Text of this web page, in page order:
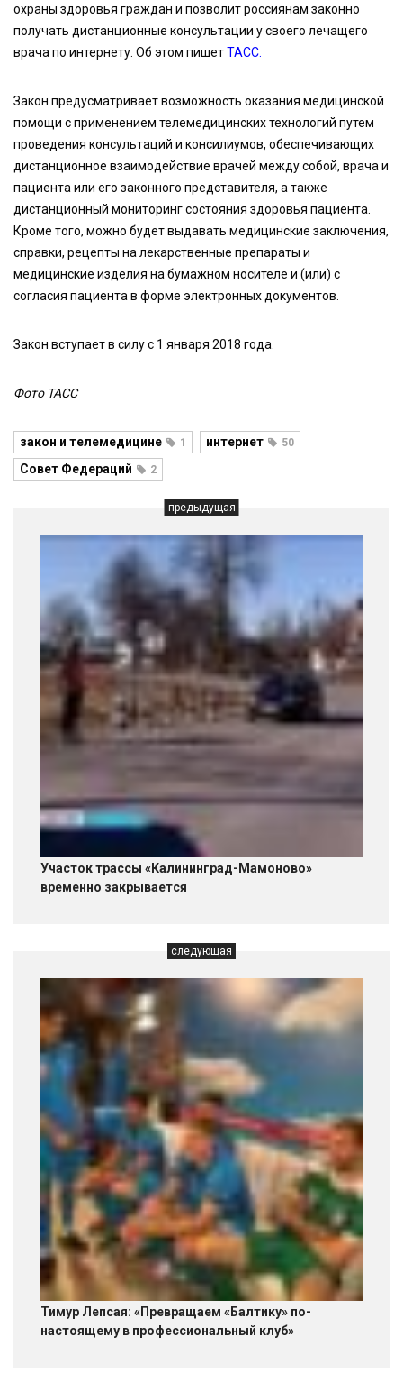
охраны здоровья граждан и позволит россиянам законно
получать дистанционные консультации у своего лечащего
врача по интернету. Об этом пишетТАСС.
Закон предусматривает возможность оказания медицинской
помощи с применением телемедицинских технологий путем
проведения консультаций и консилиумов, обеспечивающих
дистанционное взаимодействие врачей между собой, врача и
пациента или его законного представителя, а также
дистанционный мониторинг состояния здоровья пациента.
Кроме того, можно будет выдавать медицинские заключения,
справки, рецепты на лекарственные препараты и
медицинские изделия на бумажном носителе и (или) с
согласия пациента в форме электронных документов.
Закон вступает в силу с 1 января 2018 года.
Фото ТАСС
закон и телемедицине 1 интернет 50
Совет Федераций 2
предыдущая
Участок трассы «Калининград-Мамоново»
временно закрывается
следующая
Тимур Лепсая: «Превращаем «Балтику» по-
настоящему в профессиональный клуб»